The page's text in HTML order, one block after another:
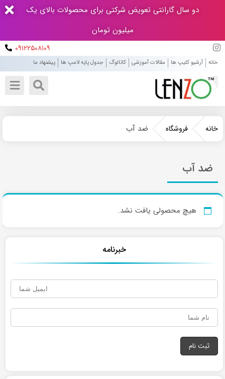
دو سال گارانتی تعویض شرکتی برای محصولات بالای یک
میلیون تومان
۰۹۱۲۲۵۰۸۱۰۹
خانه آرشیو کلیپ ها مقالات آموزشی کاتالوگ جدول پایه لامپ ها پیشنهاد ما
خانه فروشگاه ضد آب
ضد آب
هیچ محصولی یافت نشد.
خبرنامه